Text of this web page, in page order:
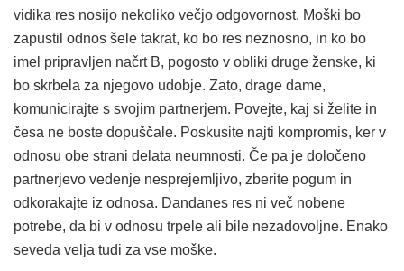
vidika res nosijo nekoliko večjo odgovornost. Moški bo
zapustil odnos šele takrat, ko bo res neznosno, in ko bo
imel pripravljen načrt B, pogosto v obliki druge ženske, ki
bo skrbela za njegovo udobje. Zato, drage dame,
komunicirajte s svojim partnerjem. Povejte, kaj si želite in
česa ne boste dopuščale. Poskusite najti kompromis, ker v
odnosu obe strani delata neumnosti. Če pa je določeno
partnerjevo vedenje nesprejemljivo, zberite pogum in
odkorakajte iz odnosa. Dandanes res ni več nobene
potrebe, da bi v odnosu trpele ali bile nezadovoljne. Enako
seveda velja tudi za vse moške.